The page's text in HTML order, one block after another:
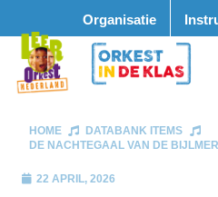
Organisatie
HOME
DATABANK ITEMS
DE NACHTEGAAL VAN DE
22 APRIL, 2026